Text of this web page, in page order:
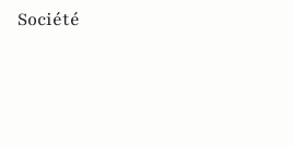
Société